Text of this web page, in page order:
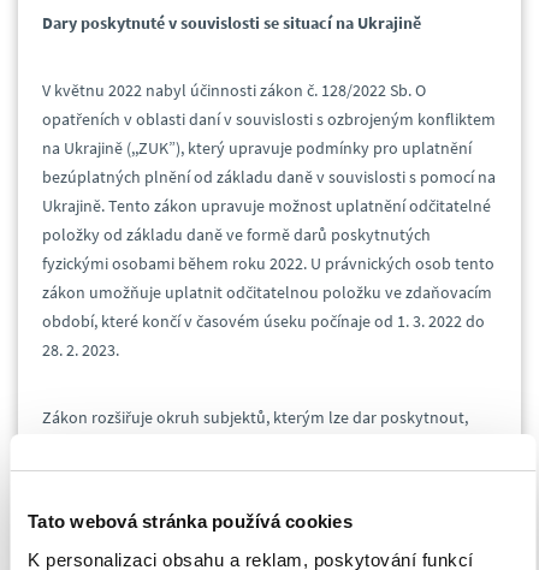
Tato webová stránka používá cookies
K personalizaci obsahu a reklam, poskytování funkcí
Dary poskytnuté v souvislosti se situací na Ukrajině
V květnu 2022 nabyl účinnosti zákon č. 128/2022 Sb. O
opatřeních v oblasti daní v souvislosti s ozbrojeným konfliktem
na Ukrajině (,,ZUK”), který upravuje podmínky pro uplatnění
bezúplatných plnění od základu daně v souvislosti s pomocí na
Ukrajině. Tento zákon upravuje možnost uplatnění odčitatelné
položky od základu daně ve formě darů poskytnutých
fyzickými osobami během roku 2022. U právnických osob tento
zákon umožňuje uplatnit odčitatelnou položku ve zdaňovacím
období, které končí v časovém úseku počínaje od 1. 3. 2022 do
28. 2. 2023.
Zákon rozšiřuje okruh subjektů, kterým lze dar poskytnout,
odčitatelné položky od základu daně: